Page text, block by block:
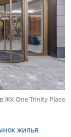
ЖК One Trinity Place
жилья